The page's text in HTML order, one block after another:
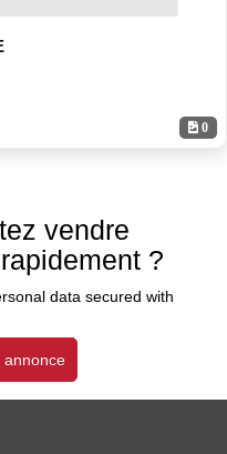
0
vendre
?
data secured with
annonce